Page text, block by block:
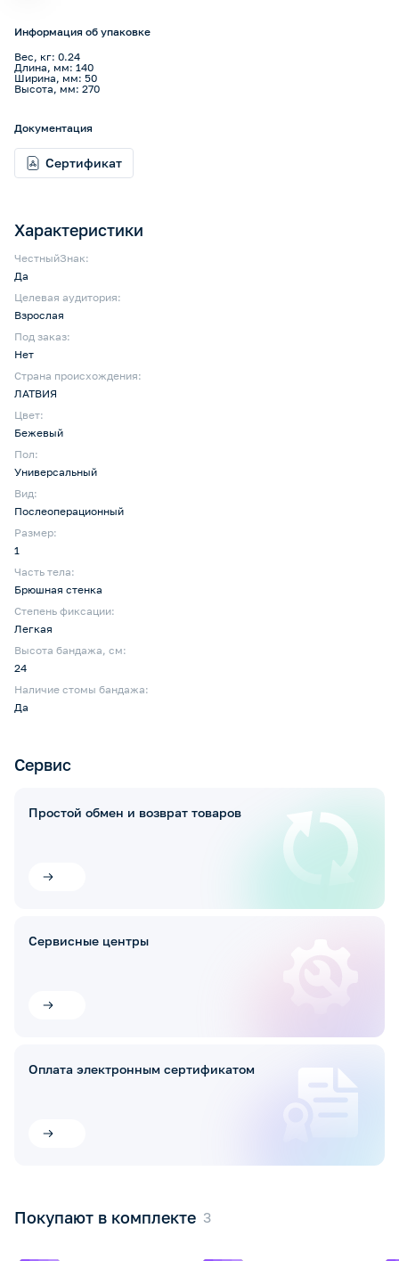
Характеристики
ЧестныйЗнак:
Да
Целевая аудитория:
Взрослая
Под заказ:
Нет
Страна происхождения:
ЛАТВИЯ
Цвет:
Бежевый
Пол:
Универсальный
Вид:
Послеоперационный
Размер:
1
Часть тела:
Брюшная стенка
Степень фиксации:
Легкая
Высота бандажа, см:
24
Наличие стомы бандажа:
Да
Информация об упаковке
Вес, кг: 0.24
Длина, мм: 140
Ширина, мм: 50
Высота, мм: 270
Документация
Сертификат
Сервис
Простой обмен и возврат товаров
Сервисные центры
Оплата электронным сертификатом
Покупают в комплекте